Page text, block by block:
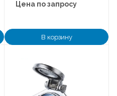
Цена по запросу
В корзину